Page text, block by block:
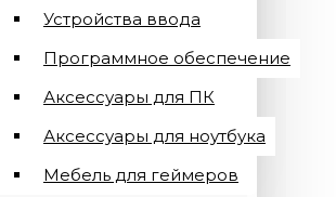
Устройства ввода
Программное обеспечение
Аксессуары для ПК
Аксессуары для ноутбука
Мебель для геймеров